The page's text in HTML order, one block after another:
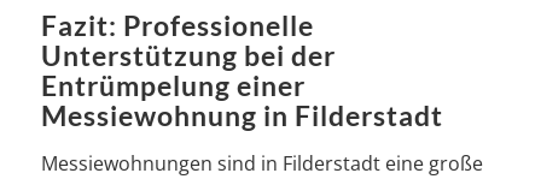
Fazit: Professionelle
Unterstützung bei der
Entrümpelung einer
Messiewohnung in Filderstadt
Messiewohnungen sind in Filderstadt eine große